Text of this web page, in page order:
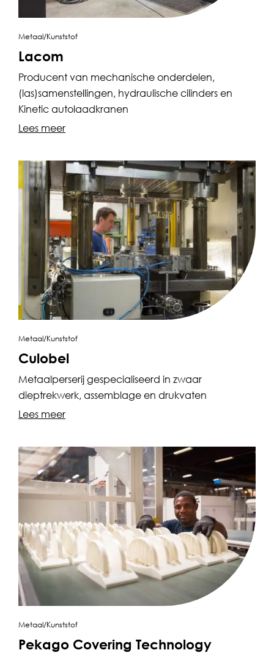
Metaal/Kunststof
Lacom
Producent van mechanische onderdelen,
(las)samenstellingen, hydraulische cilinders en
Kinetic autolaadkranen
Lees meer
Metaal/Kunststof
Culobel
Metaalperserij gespecialiseerd in zwaar
dieptrekwerk, assemblage en drukvaten
Lees meer
Metaal/Kunststof
Pekago Covering Technology